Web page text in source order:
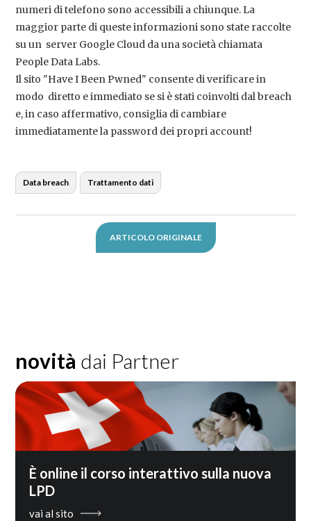
numeri di telefono sono accessibili a chiunque. La
maggior parte di queste informazioni sono state raccolte
su un server Google Cloud da una società chiamata
People Data Labs.
Il sito "Have I Been Pwned" consente di verificare in
modo diretto e immediato se si è stati coinvolti dal breach
e, in caso affermativo, consiglia di cambiare
immediatamente la password dei propri account!
Data breach Trattamento dati
ARTICOLO ORIGINALE
novità dai Partner
È online il corso interattivo sulla nuova
LPD
vai al sito